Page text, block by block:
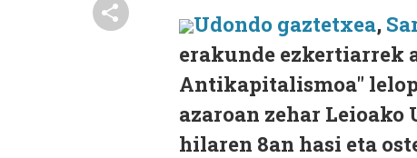
Udondo gaztetxea,
erakunde ezkertiarrek
Antikapitalismoa"
azaroan zehar
hilaren 8an hasi eta